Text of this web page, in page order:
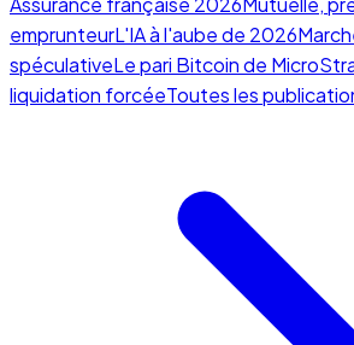
emprunteurL'IA à l'aube de 2026
spéculativeLe pari Bitcoin de
liquidation forcéeToutes les